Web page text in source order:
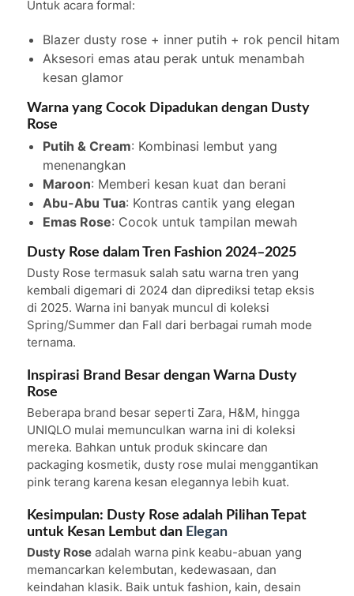
Untuk acara formal:
Blazer dusty rose + inner putih + rok pencil hitam
Aksesori emas atau perak untuk menambah
kesan glamor
Warna yang Cocok Dipadukan dengan Dusty
Rose
Putih & Cream: Kombinasi lembut yang
menenangkan
Maroon: Memberi kesan kuat dan berani
Abu-Abu Tua: Kontras cantik yang elegan
Emas Rose: Cocok untuk tampilan mewah
Dusty Rose dalam Tren Fashion 2024–2025
Dusty Rose termasuk salah satu warna tren yang
kembali digemari di 2024 dan diprediksi tetap eksis
di 2025. Warna ini banyak muncul di koleksi
Spring/Summer dan Fall dari berbagai rumah mode
ternama.
Inspirasi Brand Besar dengan Warna Dusty
Rose
Beberapa brand besar seperti Zara, H&M, hingga
UNIQLO mulai memunculkan warna ini di koleksi
mereka. Bahkan untuk produk skincare dan
packaging kosmetik, dusty rose mulai menggantikan
pink terang karena kesan elegannya lebih kuat.
Kesimpulan: Dusty Rose adalah Pilihan Tepat
untuk Kesan Lembut dan Elegan
Dusty Rose adalah warna pink keabu-abuan yang
memancarkan kelembutan, kedewasaan, dan
keindahan klasik. Baik untuk fashion, kain, desain